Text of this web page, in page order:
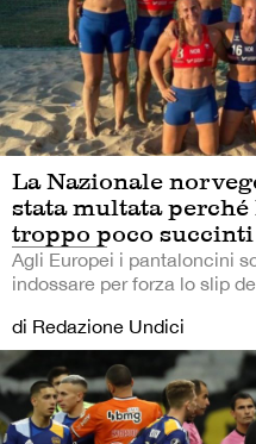
La Nazionale
stata multata
troppo poco succinti
Agli Europei i pantaloncini
indossare per forza lo slip
di Redazione Undici